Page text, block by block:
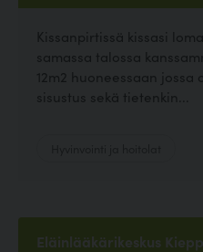
Kissanpirtissä kissasi
samassa talossa
12m2 huoneessaan
sisustus sekä tietenkin...
Eläinlääkärikeskus